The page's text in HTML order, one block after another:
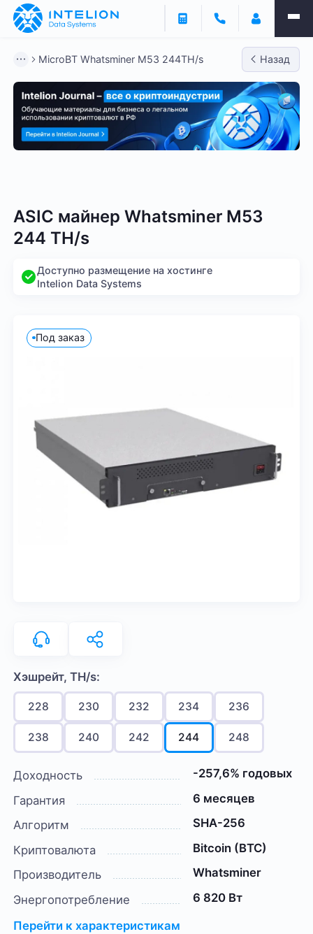
MicroBT Whatsminer M53 244TH/s Назад
ASIC майнер Whatsminer M53
244 TH/s
Доступно размещение на хостинге
Intelion Data Systems
Под заказ
Хэшрейт, TH/s:
228 230 232 234 236
238 240 242 244 248
Доходность
-257,6% годовых
Гарантия
6 месяцев
Алгоритм
SHA-256
Криптовалюта
Bitcoin (BTC)
Производитель
Whatsminer
Энергопотребление
6 820 Вт
Перейти к характеристикам